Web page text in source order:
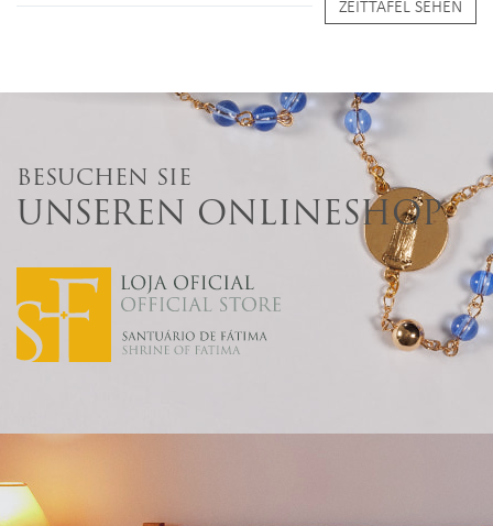
ZEITTAFEL SEHEN
BESUCHEN SIE
UNSEREN ONLINESHOP